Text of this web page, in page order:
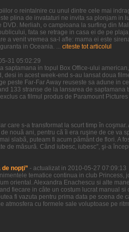
o reintalnire cu unul dintre cele mai
plina de invataturi ne invita sa plonjam in
DVD. Merliah, o campioana la surfing din
fata se retrage in casa ei de pe
a venit vremea sa-l afle: mama ei este
in Oceania. ... citeste tot articolul
31 05:02:29
saptamana in topul Box Office-ului
desi in acest week-end s-au lansat doua
peste Far-Far Away reuseste sa adune in
133 stranse de la lansarea de
ca filmul produs de Paramount
care s-a transformat la scurt timp în
nouă ani, pentru că îi era ruşine de ce va
slabă, puteam fi acum pământ de flori. A
de măsură. Când iubesc, iubesc”, şi-a
de nopţi” - actualizat in 2010-05-27 07:09:13
tematice continua in club Princess,
oriental. Alexandra Enachescu si alte
fiecare in câte un costum lucrat manual
fi vazuta pentru prima data pe scena de
atmosfera cu formele sale voluptoase pe